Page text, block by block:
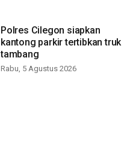
Polres Cilegon siapkan
kantong parkir tertibkan truk
tambang
Rabu, 5 Agustus 2026